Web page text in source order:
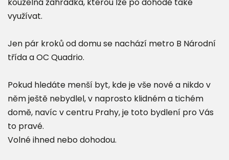
využívat.
Jen pár kroků od domu se nachází metro B Národní
třída a OC Quadrio.
Pokud hledáte menší byt, kde je vše nové a nikdo v
něm ještě nebydlel, v naprosto klidném a tichém
domě, navíc v centru Prahy, je toto bydlení pro Vás
to pravé.
Volné ihned nebo dohodou.